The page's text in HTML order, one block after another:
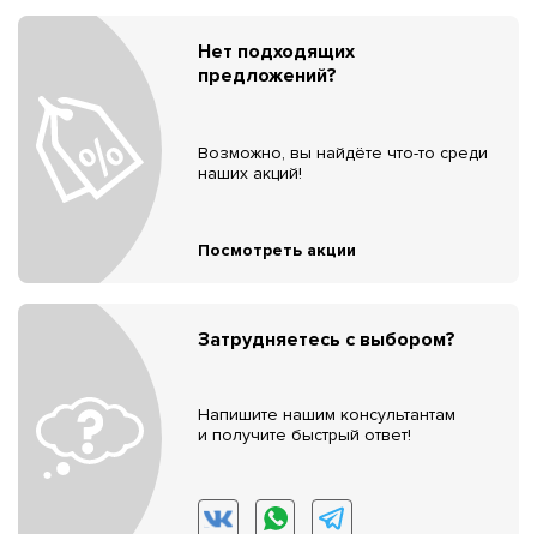
Нет подходящих
предложений?
Возможно, вы найдёте что-то среди
наших акций!
Посмотреть акции
Затрудняетесь с выбором?
Напишите нашим консультантам
и получите быстрый ответ!